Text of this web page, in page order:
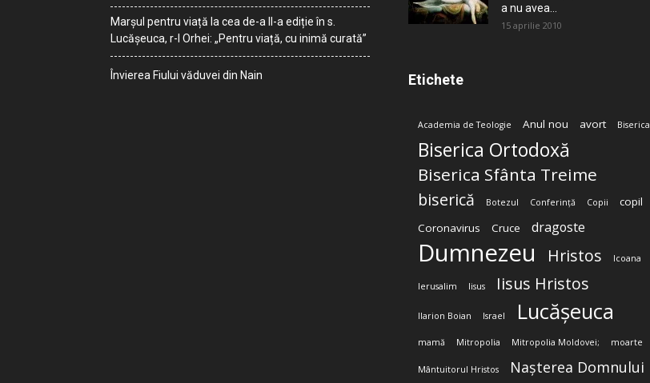
Marșul pentru viață la cea de-a II-a ediție în s.
Lucășeuca, r-l Orhei: „Pentru viață, cu inimă curată”
Învierea Fiului văduvei din Nain
a nu avea...
15 aprilie 2010
Etichete
Academia de Teologie Anul nou avort Biserica
Biserica Ortodoxă
Biserica Sfânta Treime
biserică Botezul Conferință Copii
copil
Coronavirus
Cruce dragoste
Dumnezeu Hristos Icoana
Ierusalim Iisus Iisus Hristos
Ilarion Boian Israel Lucășeuca
mamă Mitropolia Mitropolia Moldovei; moarte
Mântuitorul Hristos Nașterea Domnului